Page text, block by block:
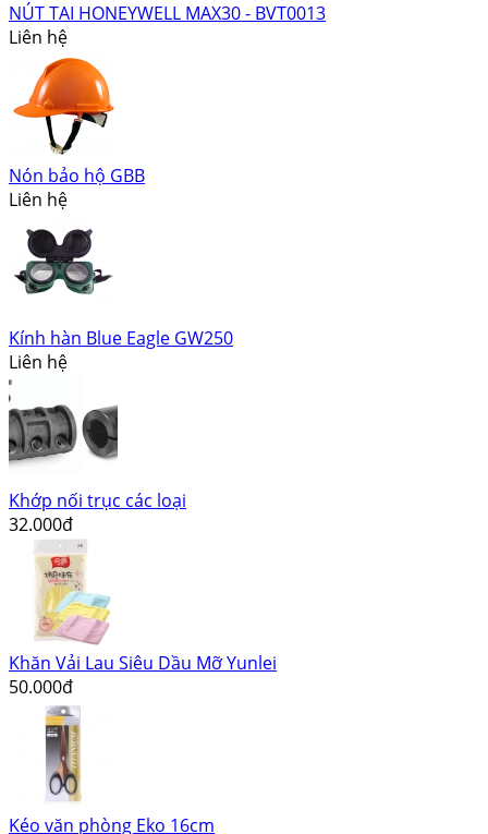
NÚT TAI HONEYWELL MAX30 - BVT0013
Liên hệ
Nón bảo hộ GBB
Liên hệ
Kính hàn Blue Eagle GW250
Liên hệ
Khớp nối trục các loại
32.000đ
Khăn Vải Lau Siêu Dầu Mỡ Yunlei
50.000đ
Kéo văn phòng Eko 16cm